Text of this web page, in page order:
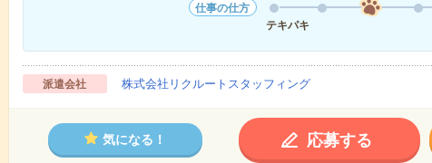
仕事の仕方
テキパキ
派遣会社 株式会社リクルートスタッフィング
気になる！ 応募する